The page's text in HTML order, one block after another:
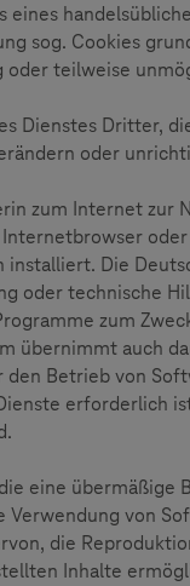
sog. Cookies
oder teilweise
Dienstes Dritter,
oder
zum Internet zur
Die
oder technische
zum
übernimmt auch
Betrieb von
erforderlich
eine übermäßige
von
die
Inhalte